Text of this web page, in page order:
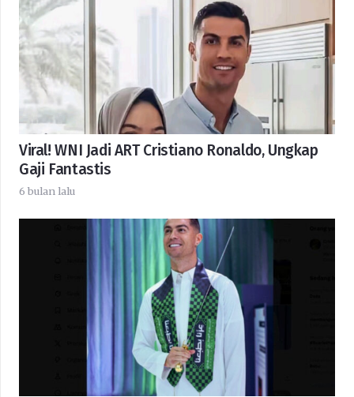
Viral! WNI Jadi ART Cristiano Ronaldo, Ungkap
Gaji Fantastis
6 bulan lalu